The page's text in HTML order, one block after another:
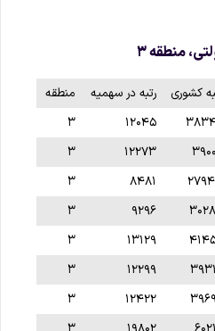
منطقه ۳
کشوری رتبه در سهمیه
منطقه
۱۲۰۴۵
۳
۱۲۲۷۳
۳
۸۴۸۱
۳
۹۲۹۶
۳
۱۳۱۲۹
۳
۱۲۲۹۹
۳
۱۲۴۲۲
۳